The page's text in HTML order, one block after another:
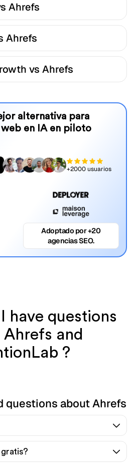
Ahrefs
Ahrefs
vs Ahrefs
alternativa para
en IA en piloto
+2000 usuarios
Adoptado por +20
agencias SEO.
have questions
and
?
questions about Ahrefs